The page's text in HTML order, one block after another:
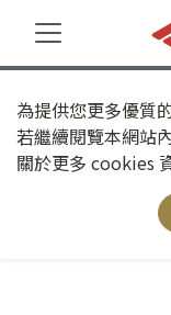
為提供您更多優質
若繼續閱覽本網站
關於更多 cookies